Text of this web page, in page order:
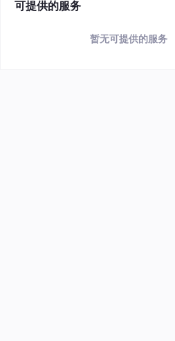
可提供的服务
暂无可提供的服务